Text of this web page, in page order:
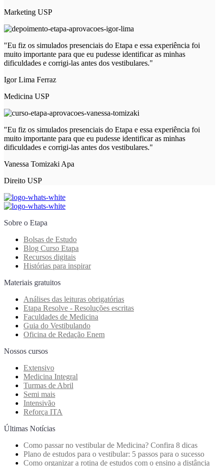
Marketing USP
"Eu fiz os simulados presenciais do Etapa e essa experiência foi
muito importante para que eu pudesse identificar as minhas
dificuldades e corrigi-las antes dos vestibulares."
Igor Lima Ferraz
Medicina USP
"Eu fiz os simulados presenciais do Etapa e essa experiência foi
muito importante para que eu pudesse identificar as minhas
dificuldades e corrigi-las antes dos vestibulares."
Vanessa Tomizaki Apa
Direito USP
Sobre o Etapa
Bolsas de Estudo
Blog Curso Etapa
Recursos digitais
Histórias para inspirar
Materiais gratuitos
Análises das leituras obrigatórias
Etapa Resolve - Resoluções escritas
Faculdades de Medicina
Guia do Vestibulando
Oficina de Redação Enem
Nossos cursos
Extensivo
Medicina Integral
Turmas de Abril
Semi mais
Intensivão
Reforça ITA
Últimas Notícias
Como passar no vestibular de Medicina? Confira 8 dicas
Plano de estudos para o vestibular: 5 passos para o sucesso
Como organizar a rotina de estudos com o ensino a distância